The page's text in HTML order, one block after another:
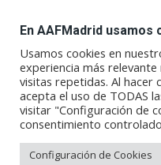
Archivos
En AAFMadrid usamos
Usamos cookies en
experiencia más
visitas repetidas. Al hacer
acepta el uso de TODAS
visitar "Configuración de
consentimiento
Configuración de Cookies